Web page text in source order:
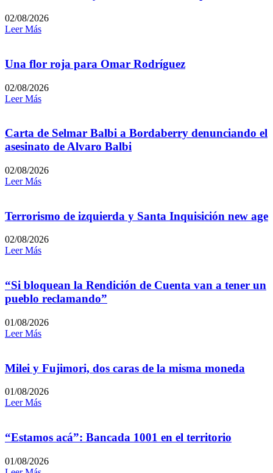
02/08/2026
Leer Más
Una flor roja para Omar Rodríguez
02/08/2026
Leer Más
Carta de Selmar Balbi a Bordaberry denunciando el
asesinato de Alvaro Balbi
02/08/2026
Leer Más
Terrorismo de izquierda y Santa Inquisición new age
02/08/2026
Leer Más
“Si bloquean la Rendición de Cuenta van a tener un
pueblo reclamando”
01/08/2026
Leer Más
Milei y Fujimori, dos caras de la misma moneda
01/08/2026
Leer Más
“Estamos acá”: Bancada 1001 en el territorio
01/08/2026